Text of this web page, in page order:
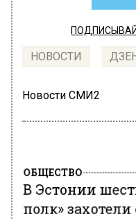
НОВОСТИ
Новости СМИ2
ОБЩЕСТВО
В Эстонии
полк»